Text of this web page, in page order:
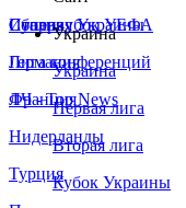
Сборная Украины
Италия
Германия
Франция
Нидерланды
Турция
Суперкубок УЕФА
Лига конференций
ЛЧ - Top News
Украина
Украина
Первая лига
Вторая лига
Кубок Украины